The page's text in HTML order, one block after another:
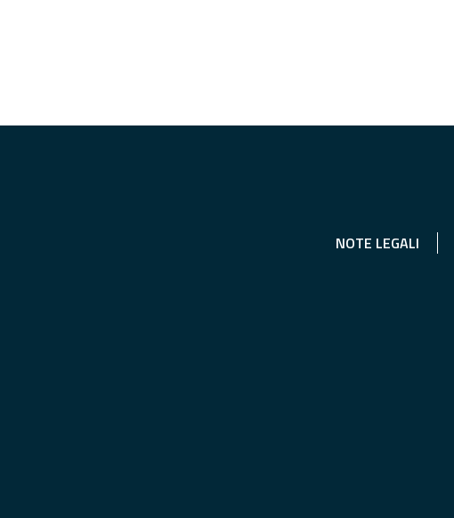
NOTE LEGALI